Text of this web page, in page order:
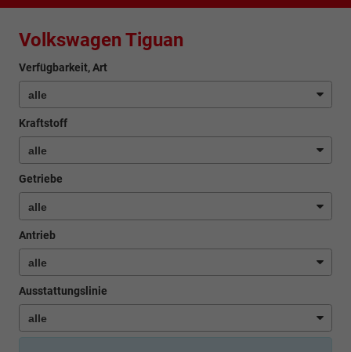
Volkswagen Tiguan
Verfügbarkeit, Art
Kraftstoff
Getriebe
Antrieb
Ausstattungslinie